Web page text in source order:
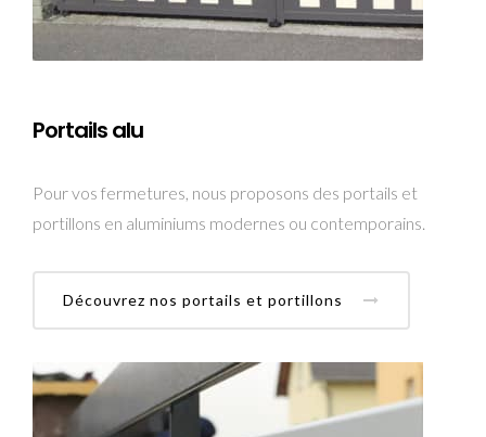
Portails alu
Pour vos fermetures, nous proposons des portails et
portillons en aluminiums modernes ou contemporains.
Découvrez nos portails et portillons